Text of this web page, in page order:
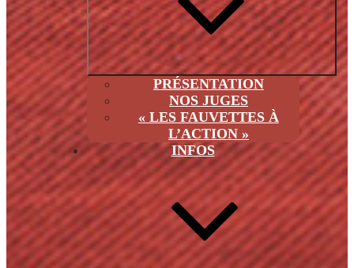
PRÉSENTATION
NOS JUGES
« LES FAUVETTES À
L’ACTION »
INFOS